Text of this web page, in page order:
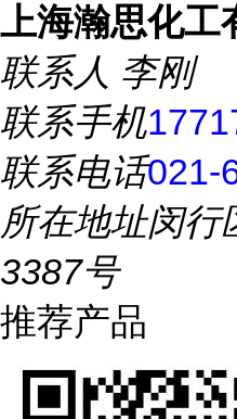
上海瀚思化工
联系人 李刚
联系手机
联系电话021-
所在地址闵行
3387号
推荐产品